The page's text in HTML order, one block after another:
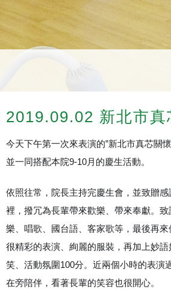
2019.09.02 新北市
今天下午第一次來表演的”新北市真芯關
並一同搭配本院9-10月的慶生活動。
依照往常，院長主持完慶生會，並致贈
裡，撥冗為長輩帶來歡樂、帶來奉獻。
樂、唱歌、國台語、客家歌等，最後再
很精彩的表演、絢麗的服裝，再加上妙
笑、活動氛圍100分。近兩個小時的表演
在旁陪伴，看著長輩的笑容也很開心。